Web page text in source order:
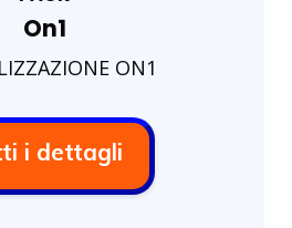
On1
ON1
i dettagli